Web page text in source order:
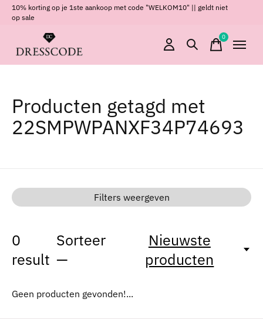
10% korting op je 1ste aankoop met code "WELKOM10" || geldt niet
op sale
0items
Producten getagd met
22SMPWPANXF34P74693
Filters weergeven
0
result
Sorteer
—
Nieuwste
producten
Geen producten gevonden!...